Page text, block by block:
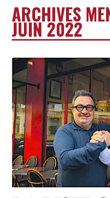
ARCHIVES
JUIN 2022